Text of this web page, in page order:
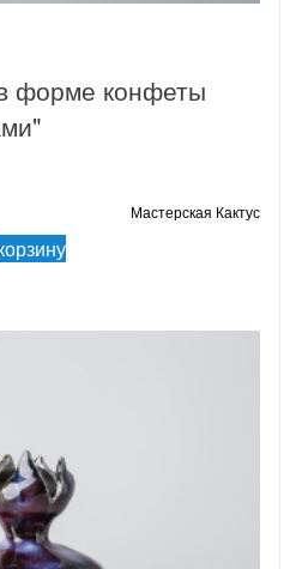
форме конфеты
Мастерская Кактус